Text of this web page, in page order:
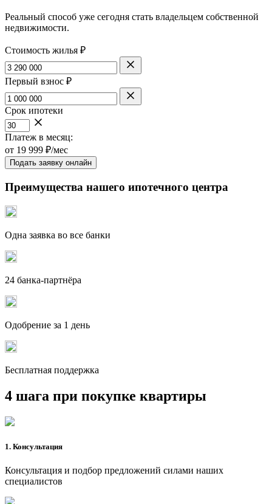
Реальный способ уже сегодня стать владельцем собственной
недвижимости.
Стоимость жилья ₽
Первый взнос ₽
Срок ипотеки
Платеж в месяц:
от 19 999 ₽/мес
Подать заявку онлайн
Преимущества нашего ипотечного центра
Одна заявка во все банки
24 банка-партнёра
Одобрение за 1 день
Бесплатная поддержка
4 шага при покупке квартиры
1. Консультация
Консультация и подбор предложений силами наших
специалистов